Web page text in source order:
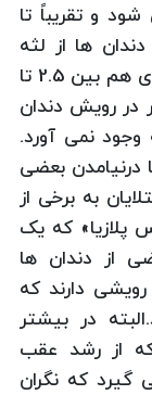
آغاز می شود و تقریباً تا
دندان ها از لثه
پایین درمی آید و آخرین کرسی های شیری هم بین 2.5 تا
تا ۶ ماه تاخیر در رویش دندان
نمی آورد.
درنیامدن بعضی
به برخی از
پلازیا» که یک
از دندان ها
دارند که
در بیشتر
از رشد عقب
گیرد که نگران